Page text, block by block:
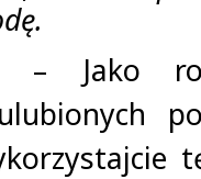
– Jako